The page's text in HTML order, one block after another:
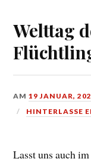
Welttag
AM19 JANUAR,
HINTERLASSE
Lasst uns auch